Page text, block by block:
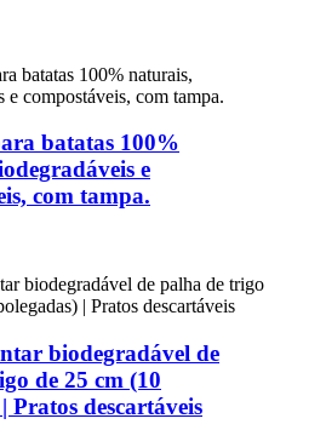
batatas 100%
​​e
com tampa.
biodegradável de
de 25 cm (10
Pratos descartáveis